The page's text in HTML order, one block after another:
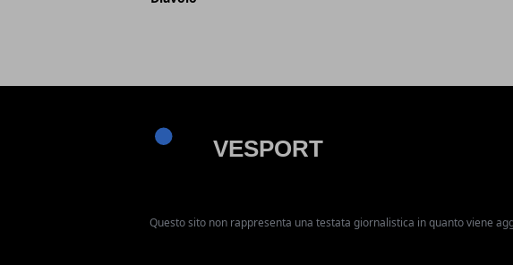
Questo sito non rappresenta una testata giornalistica in quanto viene